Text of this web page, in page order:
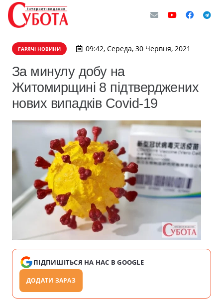
ГАРЯЧІ НОВИНИ 09:42, Середа, 30 Червня, 2021
За минулу добу на
Житомирщині 8 підтверджених
нових випадків Covid-19
ПІДПИШІТЬСЯ НА НАС В GOOGLE
ДОДАТИ ЗАРАЗ